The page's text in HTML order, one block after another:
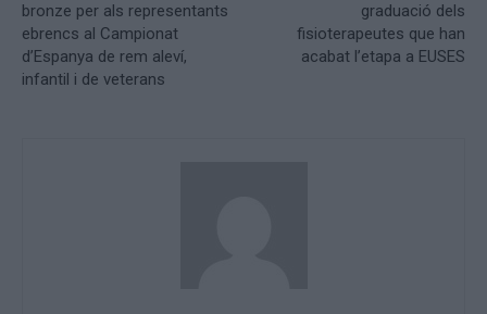
bronze per als representants
ebrencs al Campionat
d’Espanya de rem aleví,
infantil i de veterans
graduació dels
fisioterapeutes que han
acabat l’etapa a EUSES